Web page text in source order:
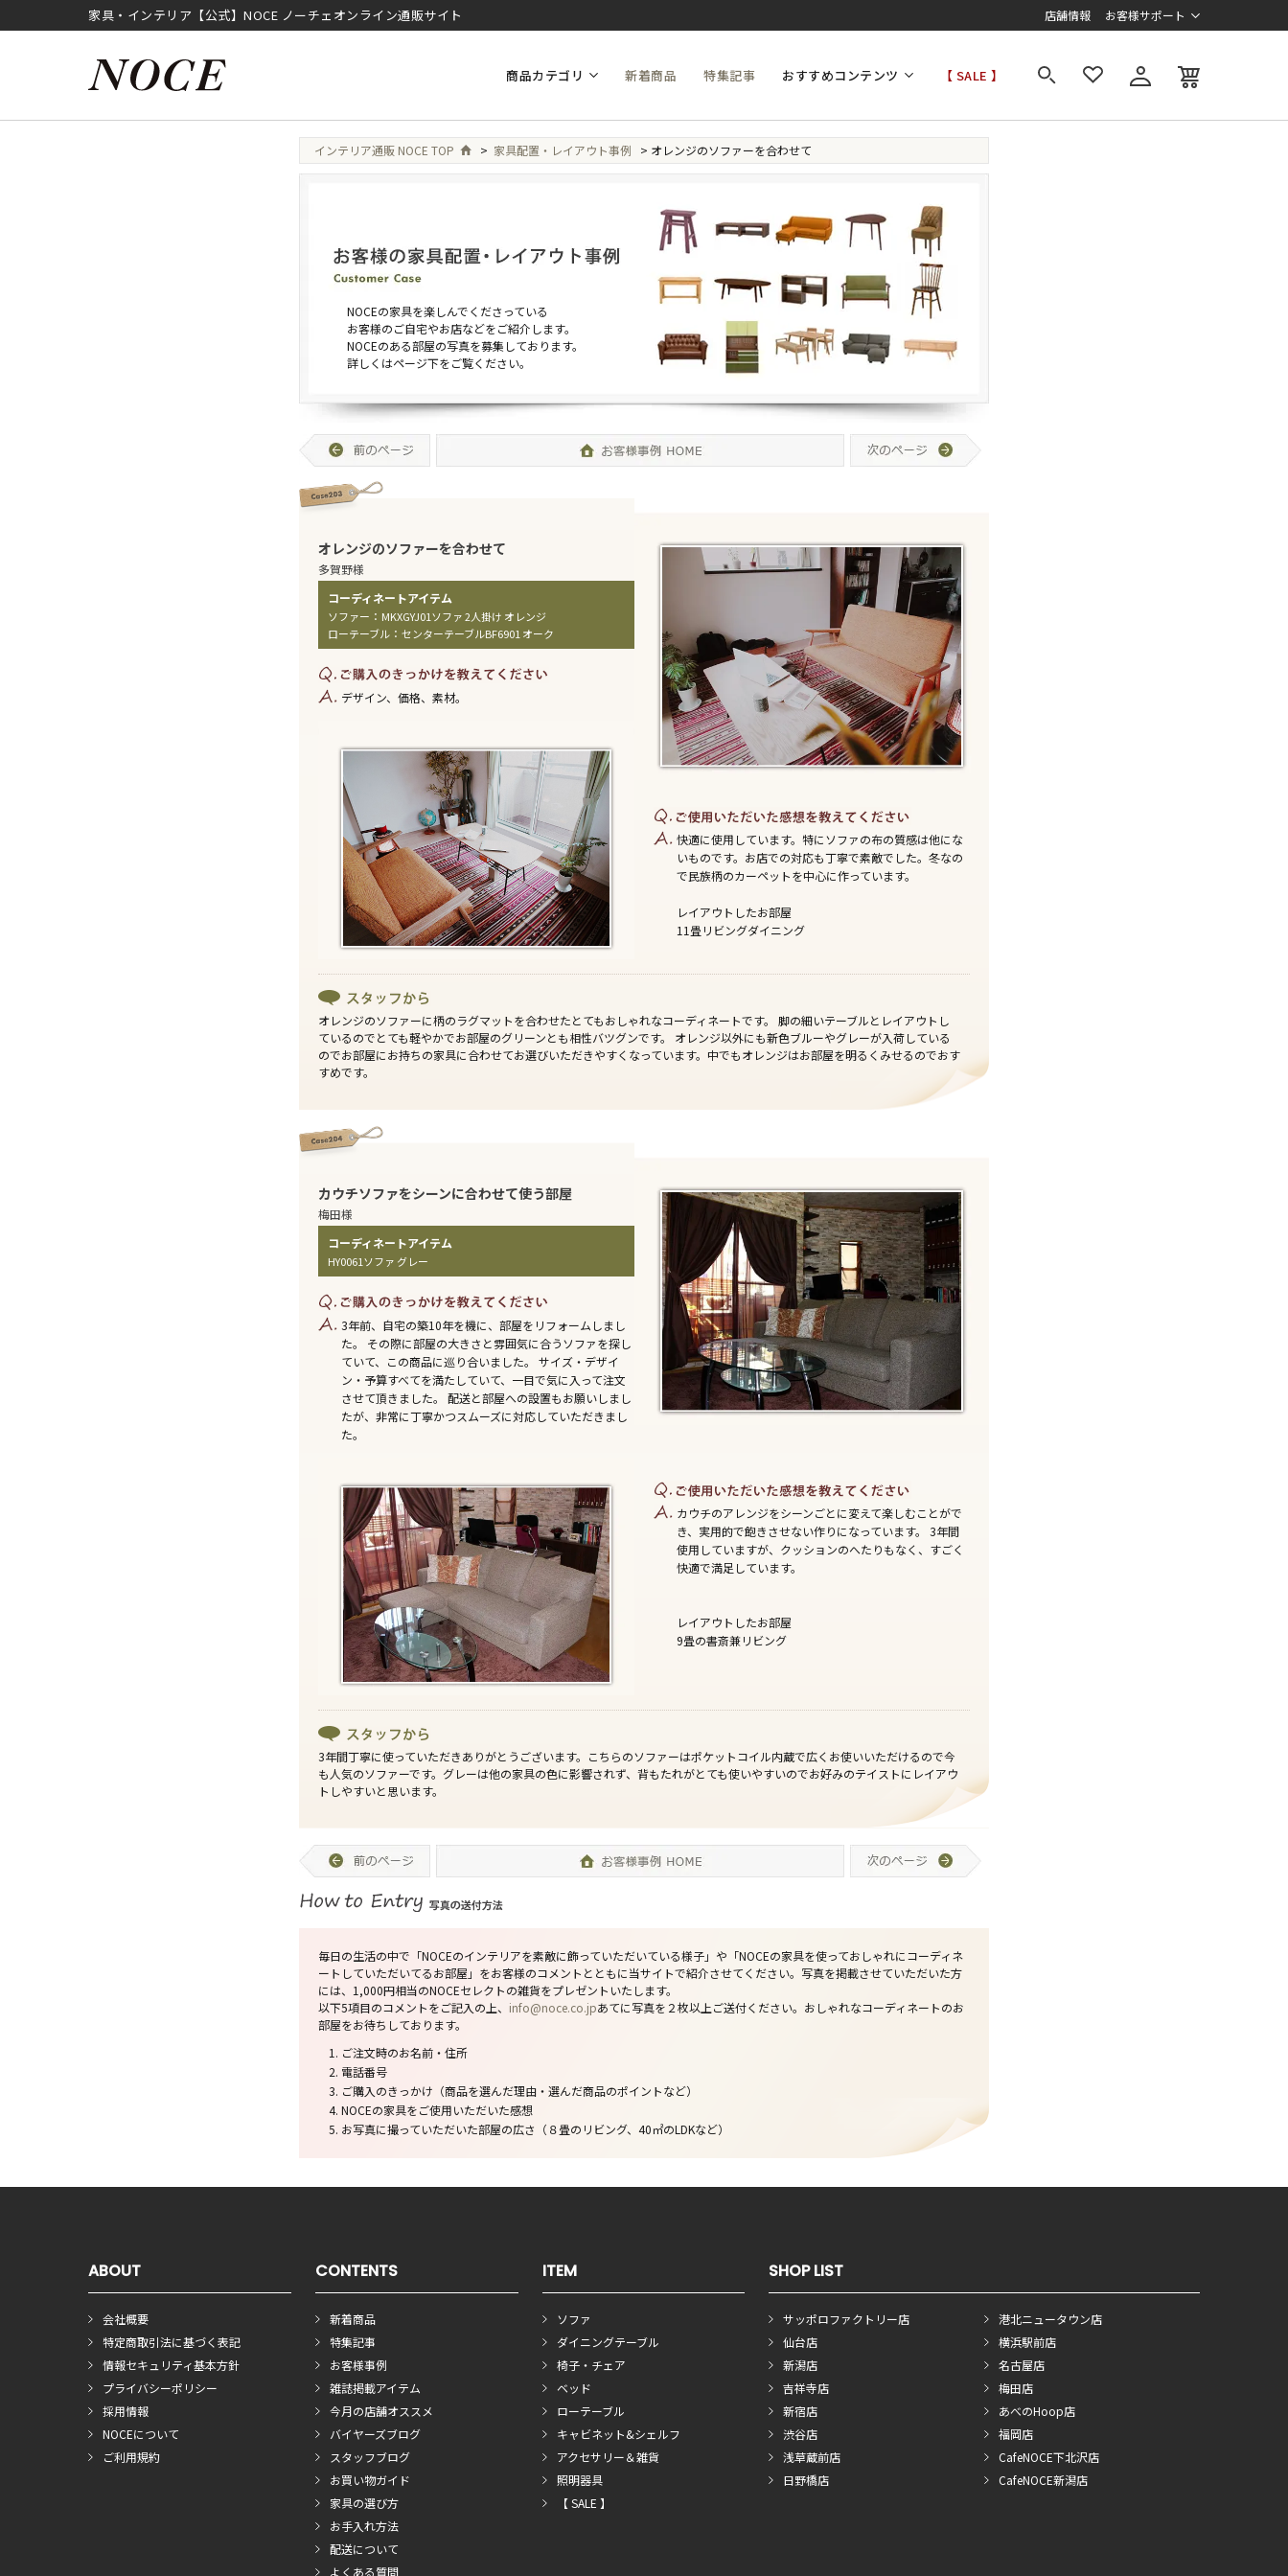
家具・インテリア【公式】NOCE ノーチェオンライン通販サイト 店舗情報 お客様サポート
商品カテゴリ 新着商品 特集記事 おすすめコンテンツ 【 SALE 】
インテリア通販 NOCE TOP > 家具配置・レイアウト事例 > オレンジのソファーを合わせて
NOCEの家具を楽しんでくださっている
お客様のご自宅やお店などをご紹介します。
NOCEのある部屋の写真を募集しております。
詳しくはページ下をご覧ください。
オレンジのソファーを合わせて
多賀野様
ソファー ： MKXGYJ01ソファ 2人掛け オレンジ
ローテーブル ： センターテーブルBF6901 オーク
デザイン、価格、素材。
快適に使用しています。特にソファの布の質感は他にな
いものです。お店での対応も丁寧で素敵でした。冬なの
で民族柄のカーペットを中心に作っています。
レイアウトしたお部屋
11畳リビングダイニング
オレンジのソファーに柄のラグマットを合わせたとてもおしゃれなコーディネートです。 脚の細いテーブルとレイアウトし
ているのでとても軽やかでお部屋のグリーンとも相性バツグンです。 オレンジ以外にも新色ブルーやグレーが入荷している
のでお部屋にお持ちの家具に合わせてお選びいただきやすくなっています。中でもオレンジはお部屋を明るくみせるのでおす
すめです。
カウチソファをシーンに合わせて使う部屋
梅田様
HY0061ソファ グレー
3年前、自宅の築10年を機に、部屋をリフォームしまし
た。 その際に部屋の大きさと雰囲気に合うソファを探し
ていて、この商品に巡り合いました。 サイズ・デザイ
ン・予算すべてを満たしていて、一目で気に入って注文
させて頂きました。 配送と部屋への設置もお願いしまし
たが、非常に丁寧かつスムーズに対応していただきまし
た。
カウチのアレンジをシーンごとに変えて楽しむことがで
き、実用的で飽きさせない作りになっています。 3年間
使用していますが、クッションのへたりもなく、すごく
快適で満足しています。
レイアウトしたお部屋
9畳の書斎兼リビング
3年間丁寧に使っていただきありがとうございます。こちらのソファーはポケットコイル内蔵で広くお使いいただけるので今
も人気のソファーです。グレーは他の家具の色に影響されず、背もたれがとても使いやすいのでお好みのテイストにレイアウ
トしやすいと思います。
毎日の生活の中で「NOCEのインテリアを素敵に飾っていただいている様子」や「NOCEの家具を使っておしゃれにコーディネ
ートしていただいてるお部屋」をお客様のコメントとともに当サイトで紹介させてください。写真を掲載させていただいた方
には、1,000円相当のNOCEセレクトの雑貨をプレゼントいたします。
以下5項目のコメントをご記入の上、 info@noce.co.jpあてに写真を２枚以上ご送付ください。おしゃれなコーディネートのお
部屋をお待ちしております。
ご注文時のお名前・住所
電話番号
ご購入のきっかけ（商品を選んだ理由・選んだ商品のポイントなど）
NOCEの家具をご使用いただいた感想
お写真に撮っていただいた部屋の広さ（８畳のリビング、40㎡のLDKなど）
ABOUT
会社概要
特定商取引法に基づく表記
情報セキュリティ基本方針
プライバシーポリシー
採用情報
NOCEについて
ご利用規約
CONTENTS
新着商品
特集記事
お客様事例
雑誌掲載アイテム
今月の店舗オススメ
バイヤーズブログ
スタッフブログ
お買い物ガイド
家具の選び方
お手入れ方法
配送について
よくある質問
ITEM
ソファ
ダイニングテーブル
椅子・チェア
ベッド
ローテーブル
キャビネット&シェルフ
アクセサリー＆雑貨
照明器具
【 SALE 】
SHOP LIST
サッポロファクトリー店
仙台店
新潟店
吉祥寺店
新宿店
渋谷店
浅草蔵前店
日野橋店
港北ニュータウン店
横浜駅前店
名古屋店
梅田店
あべのHoop店
福岡店
CafeNOCE下北沢店
CafeNOCE新潟店